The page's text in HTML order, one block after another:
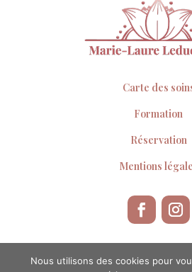
Carte des
Formation
Réservation
Mentions
Crédit photos :
Nous utilisons des cookies pour